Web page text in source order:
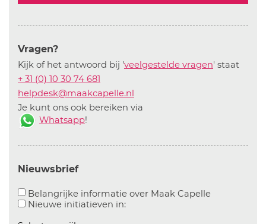
Vragen?
Kijk of het antwoord bij 'veelgestelde vragen' staat
+ 31 (0) 10 30 74 681
helpdesk@maakcapelle.nl
Je kunt ons ook bereiken via
Whatsapp!
Nieuwsbrief
Belangrijke informatie over Maak CapelleAanvinken
Nieuwe initiatieven in:Aanvinken om informatie over